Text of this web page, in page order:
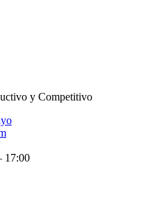
y Competitivo
17:00